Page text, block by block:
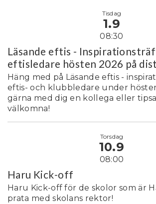
Tisdag
1.9
08:30
Läsande eftis -
eftisledare hösten 2026 på
Häng med på Läsande eftis -
eftis- och klubbledare under
gärna med dig en kollega eller
välkomna!
Torsdag
10.9
08:00
Haru Kick-off
Haru Kick-off för de skolor som är
prata med skolans rektor!